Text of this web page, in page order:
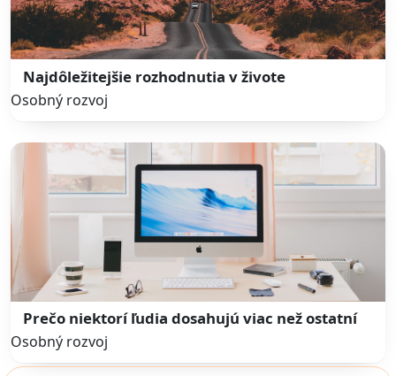
Najdôležitejšie rozhodnutia v živote
Osobný rozvoj
Prečo niektorí ľudia dosahujú viac než ostatní
Osobný rozvoj